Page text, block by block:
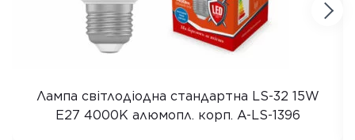
Лампа світлодіодна стандартна LS-32 15W
E27 4000K алюмопл. корп. A-LS-1396